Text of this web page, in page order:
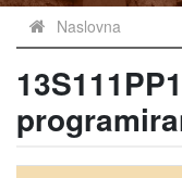
Naslovna